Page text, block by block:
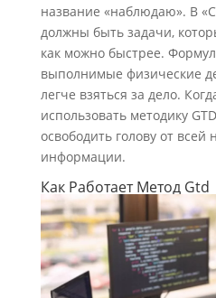
название «наблюдаю». В
должны быть задачи,
как можно быстрее.
выполнимые физические
легче взяться за дело.
использовать методику
освободить голову от всей
информации.
Как Работает Метод Gtd